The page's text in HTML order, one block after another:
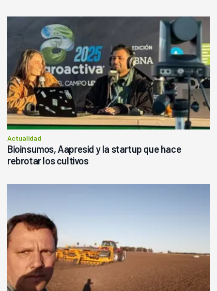
Actualidad
Bioinsumos, Aapresid y la startup que hace
rebrotar los cultivos